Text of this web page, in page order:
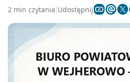
2 min czytania Udostępnij